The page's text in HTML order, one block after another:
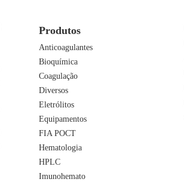
Produtos
Anticoagulantes
Bioquímica
Coagulação
Diversos
Eletrólitos
Equipamentos
FIA POCT
Hematologia
HPLC
Imunohemato